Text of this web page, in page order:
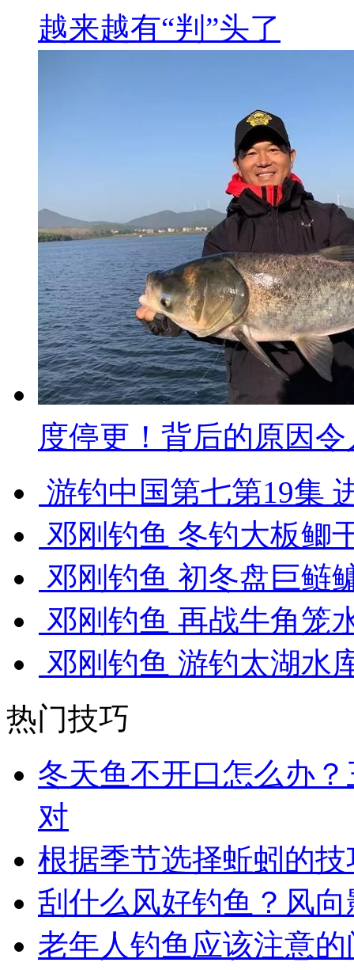
越来越有“判”头了
度停更！背后的原因令
游钓中国第七第19集
邓刚钓鱼 冬钓大板鲫
邓刚钓鱼 初冬盘巨鲢
邓刚钓鱼 再战牛角笼
邓刚钓鱼 游钓太湖水
热门技巧
冬天鱼不开口怎么办
对
根据季节选择蚯蚓的
刮什么风好钓鱼？风
老年人钓鱼应该注意的